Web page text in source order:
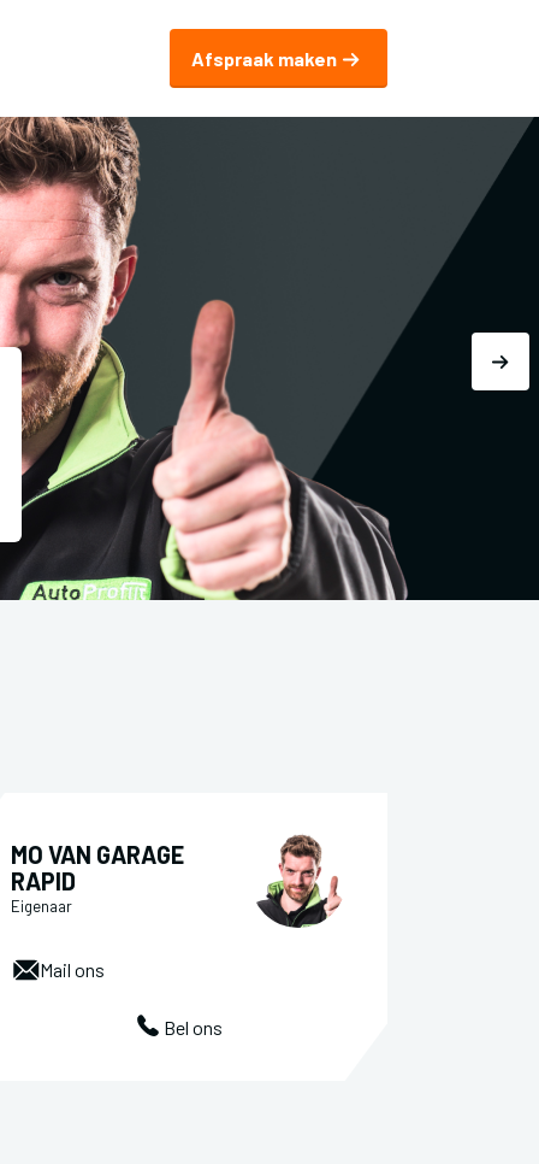
Afspraak maken
MO VAN GARAGE
RAPID
Eigenaar
Mail ons
Bel ons